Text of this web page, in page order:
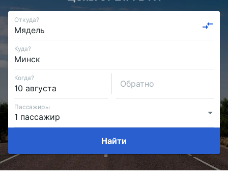
Откуда?
Куда?
Когда?
Обратно
Пассажиры
Найти